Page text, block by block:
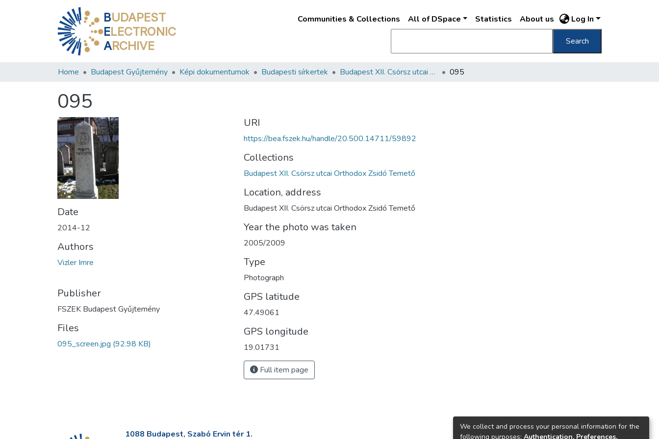
BUDAPEST
ELECTRONIC
ARCHIVE
Communities & Collections All of DSpace Statistics About us Log In
Search
Home Budapest Gyűjtemény Képi dokumentumok Budapesti sírkertek Budapest XII. Csörsz utcai Orthodox Zsidó Temető 095
095
Date
2014-12
Authors
Vizler Imre
Publisher
FSZEK Budapest Gyűjtemény
Files
095_screen.jpg (92.98 KB)
URI
https://bea.fszek.hu/handle/20.500.14711/59892
Collections
Budapest XII. Csörsz utcai Orthodox Zsidó Temető
Location, address
Budapest XII. Csörsz utcai Orthodox Zsidó Temető
Year the photo was taken
2005/2009
Type
Photograph
GPS latitude
47.49061
GPS longitude
19.01731
Full item page
1088 Budapest, Szabó Ervin tér 1.
We collect and process your personal information for the
following purposes: Authentication, Preferences,